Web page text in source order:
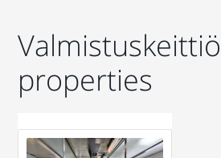
Valmistuskeittiö
properties